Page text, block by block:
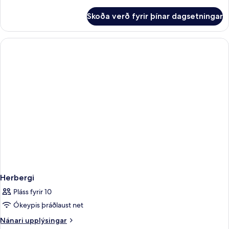
Skoða verð fyrir þínar dagsetningar
Herbergi
Pláss fyrir 10
Ókeypis þráðlaust net
Nánari upplýsingar
Nánari